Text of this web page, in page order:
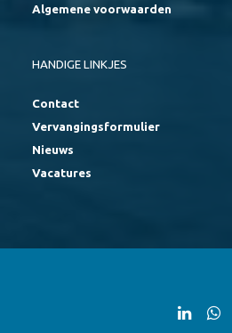
Algemene voorwaarden
HANDIGE LINKJES
Contact
Vervangingsformulier
Nieuws
Vacatures